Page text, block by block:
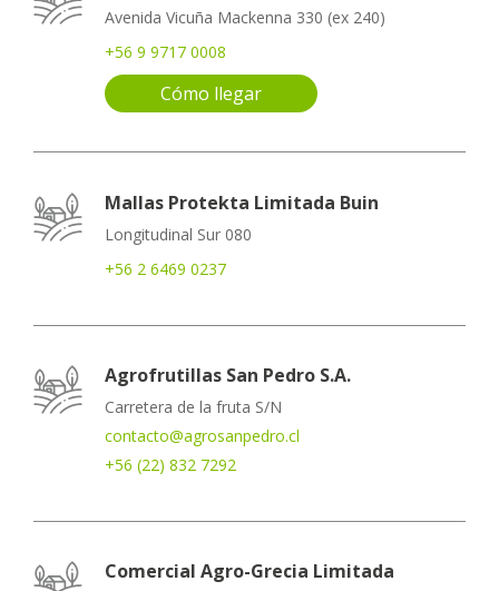
Avenida Vicuña Mackenna 330 (ex 240)
+56 9 9717 0008
Cómo llegar
Mallas Protekta Limitada Buin
Longitudinal Sur 080
+56 2 6469 0237
Agrofrutillas San Pedro S.A.
Carretera de la fruta S/N
contacto@agrosanpedro.cl
+56 (22) 832 7292
Comercial Agro-Grecia Limitada